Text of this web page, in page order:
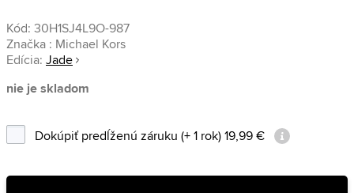
Kód: 30H1SJ4L9O-987
Značka : Michael Kors
Edícia: Jade
nie je skladom
Dokúpiť predĺženú záruku (+ 1 rok) 19,99 €